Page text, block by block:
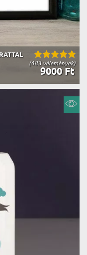
(483 vélemények)
9000 Ft